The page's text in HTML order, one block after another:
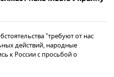
"требуют от нас
действий, народные
к России с просьбой о